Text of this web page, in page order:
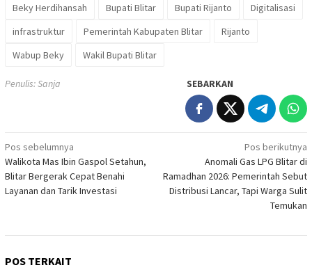
Beky Herdihansah Bupati Blitar Bupati Rijanto
Digitalisasi
infrastruktur
Pemerintah Kabupaten Blitar
Rijanto
Wabup Beky
Wakil Bupati Blitar
Penulis: Sanja SEBARKAN
Navigasi
pos
Pos sebelumnya
Walikota Mas Ibin Gaspol Setahun,
Blitar Bergerak Cepat Benahi
Layanan dan Tarik Investasi
Pos berikutnya
Anomali Gas LPG Blitar di
Ramadhan 2026: Pemerintah Sebut
Distribusi Lancar, Tapi Warga Sulit
Temukan
POS TERKAIT